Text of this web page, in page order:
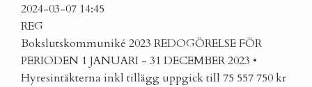
2024-03-07 14:45
REG
Bokslutskommuniké 2023 REDOGÖRELSE FÖR
PERIODEN 1 JANUARI - 31 DECEMBER 2023 •
Hyresintäkterna inkl tillägg uppgick till 75 557 750 kr